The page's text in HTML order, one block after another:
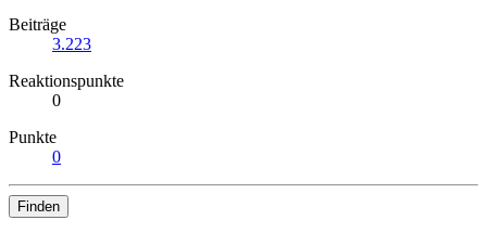
Beiträge
3.223
Reaktionspunkte
0
Punkte
0
Finden